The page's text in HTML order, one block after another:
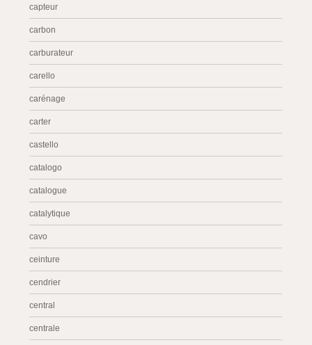
capteur
carbon
carburateur
carello
carénage
carter
castello
catalogo
catalogue
catalytique
cavo
ceinture
cendrier
central
centrale